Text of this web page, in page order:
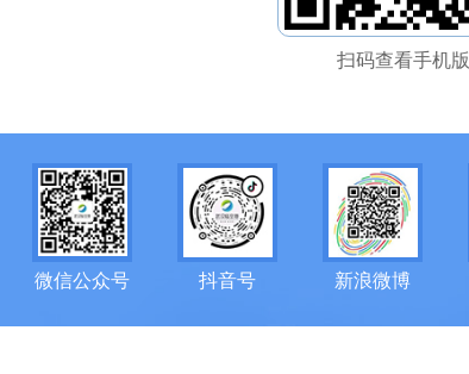
扫码查看手机版
微信公众号 抖音号 新浪微博